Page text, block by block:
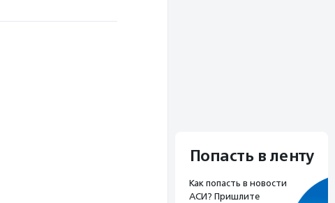
Попасть в ленту
Как попасть в новости
АСИ? Пришлите